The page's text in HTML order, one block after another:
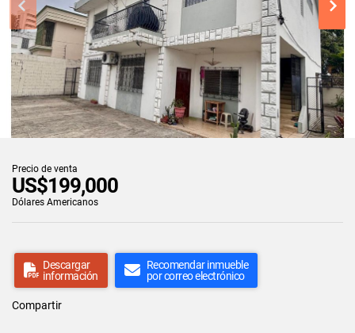
Precio de venta
US$199,000
Dólares Americanos
Descargar
información
Recomendar inmueble
por correo electrónico
Compartir